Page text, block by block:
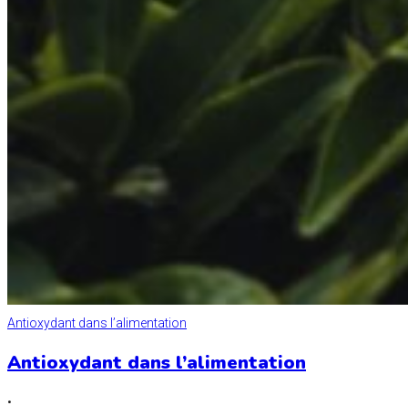
Antioxydant dans l’alimentation
Antioxydant dans l’alimentation
•